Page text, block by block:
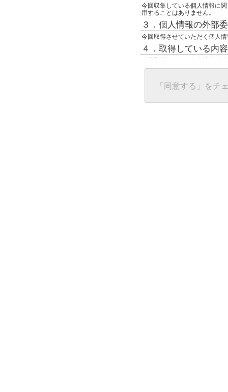
今回収集している個人情報に
用することはありません。
３．個人情報の外部
今回取得させていただく個人
４．取得している内
今回取得している個人情報は
任意の名前
グローバルIPアドレス
接続ホスト情報
５．個人情報に関す
「同意する」をチ